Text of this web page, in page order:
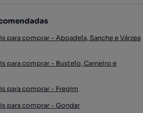
para comprar - Aboadela, Sanche e Várzea
para comprar - Bustelo, Carneiro e
para comprar - Fregim
para comprar - Gondar